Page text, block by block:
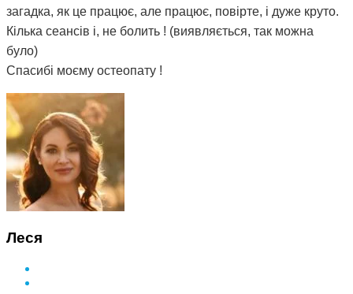
загадка, як це працює, але працює, повірте, і дуже круто.
Кілька сеансів і, не болить ! (виявляється, так можна
було)
Спасибі моєму остеопату !
Леся